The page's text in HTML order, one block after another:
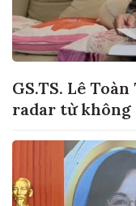
GS.TS. Lê
radar từ không